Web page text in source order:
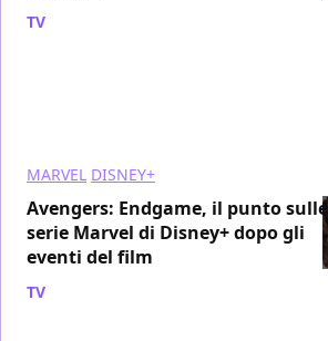
TV
MARVEL DISNEY+
Avengers: Endgame, il punto sulle
serie Marvel di Disney+ dopo gli
eventi del film
TV